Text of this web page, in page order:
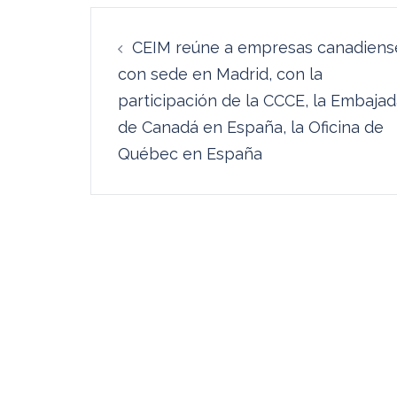
de
entradas
CEIM reúne a empresas
con sede en Madrid, con la
participación de la CCCE, la
de Canadá en España, la Oficina de
Québec en España